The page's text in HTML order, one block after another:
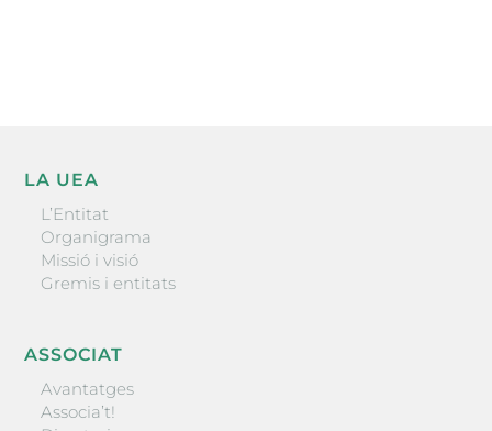
LA UEA
L’Entitat
Organigrama
Missió i visió
Gremis i entitats
ASSOCIAT
Avantatges
Associa’t!